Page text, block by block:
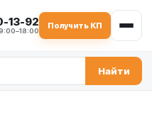
13-92 Получить КП
Найти